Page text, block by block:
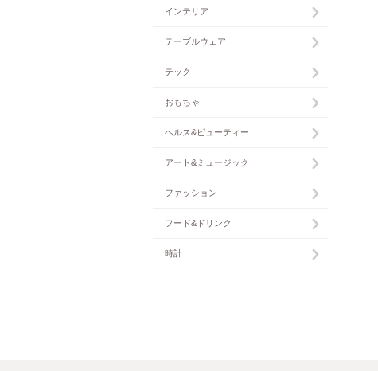
インテリア
テーブルウェア
テック
おもちゃ
ヘルス&ビューティー
アート&ミュージック
ファッション
フード&ドリンク
時計